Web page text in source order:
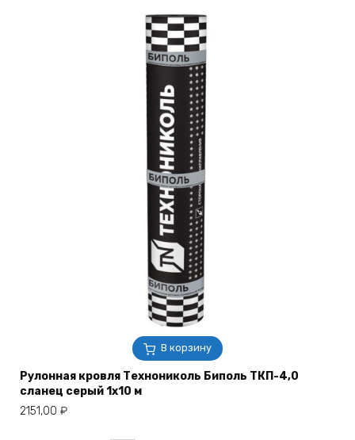
В корзину
Рулонная кровля Технониколь Биполь ТКП-4,0
сланец серый 1х10 м
2151,00 ₽